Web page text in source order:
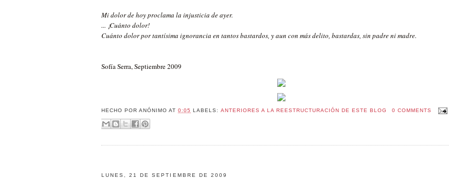
Mi dolor de hoy proclama la injusticia de ayer.
... ¡Cuánto dolor!
Cuánto dolor por tantísima ignorancia en tantos bastardos, y aun con más delito, bastardas, sin padre ni madre.
Sofía Serra, Septiembre 2009
HECHO PORANÓNIMO AT0:05 LABELS: ANTERIORES A LA REESTRUCTURACIÓN DE ESTE BLOG 0 COMMENTS
LUNES, 21 DE SEPTIEMBRE DE 2009